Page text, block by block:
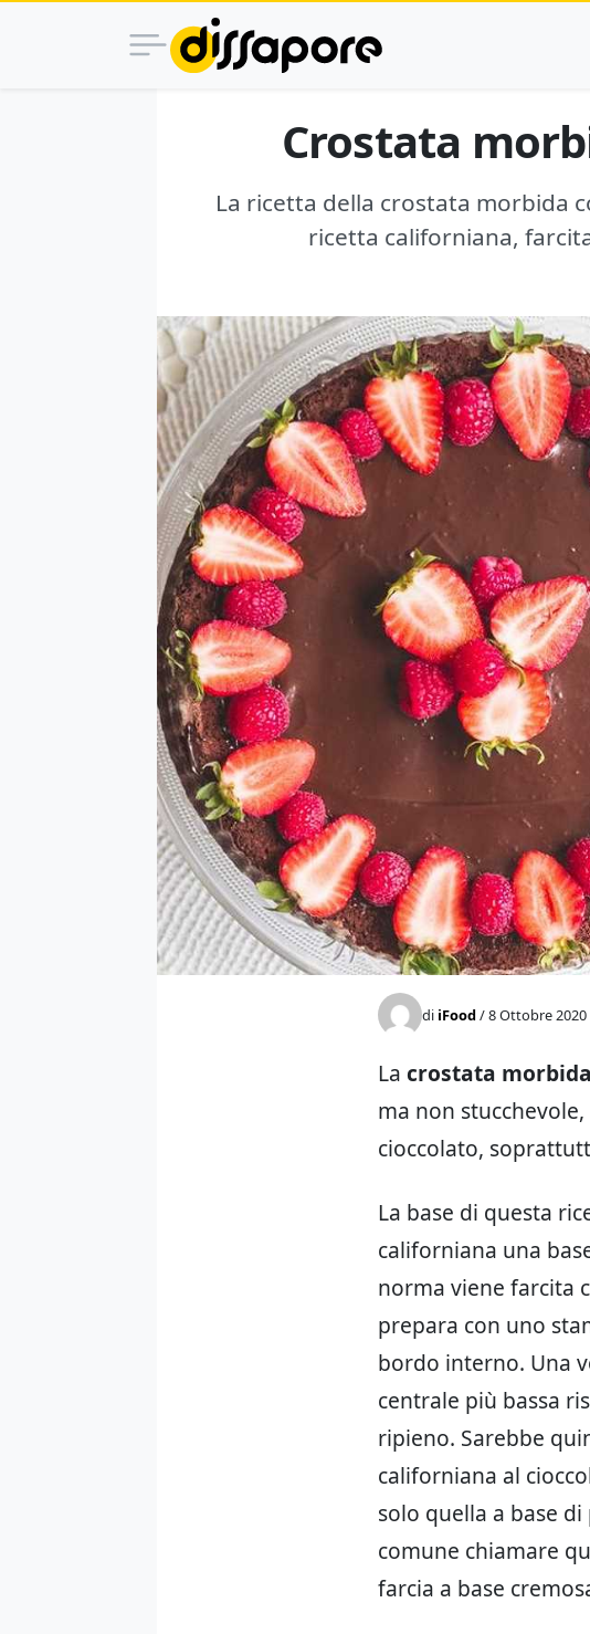
Crostata
La ricetta della crostata morbida
ricetta californiana,
di iFood/ 8 Ottobre 2020
La crostata
ma non
cioccolato,
La base di questa
californiana una
norma viene farcita
prepara con uno
bordo interno. Una
centrale più bassa
ripieno. Sarebbe
californiana al
solo quella a base
comune chiamare
farcia a base